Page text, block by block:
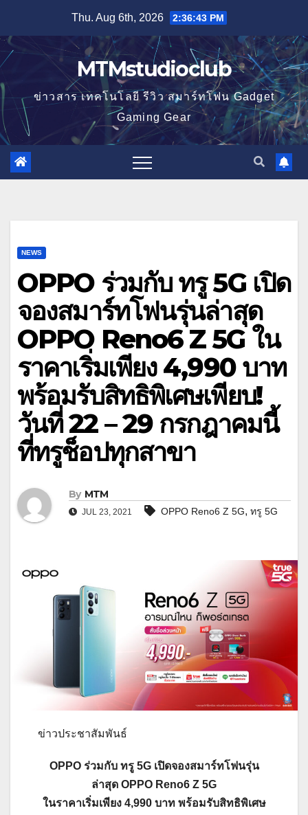
content
Thu. Aug 6th, 2026 2:36:44 PM
MTMstudioclub
ข่าวสาร เทคโนโลยี รีวิว สมาร์ทโฟน Gadget
Gaming Gear
NEWS
OPPO ร่วมกับ ทรู 5G เปิด
จองสมาร์ทโฟนรุ่นล่าสุด
OPPO Reno6 Z 5G ใน
ราคาเริ่มเพียง 4,990 บาท
พร้อมรับสิทธิพิเศษเพียบ!
วันที่ 22 – 29 กรกฎาคมนี้
ที่ทรูช็อปทุกสาขา
By MTM
JUL 23, 2021 OPPO Reno6 Z 5G, ทรู 5G
ข่าวประชาสัมพันธ์
OPPO ร่วมกับ ทรู 5G เปิดจองสมาร์ทโฟนรุ่น
ล่าสุด OPPO Reno6 Z 5G
ในราคาเริ่มเพียง 4,990 บาท พร้อมรับสิทธิพิเศษ